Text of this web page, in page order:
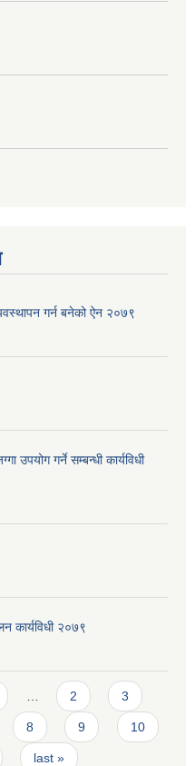
गर्न बनेको ऐन २०७९
उपयोग गर्ने सम्बन्धी कार्यविधी
कार्यविधी २०७९
… 2 3
8 9 10
last »